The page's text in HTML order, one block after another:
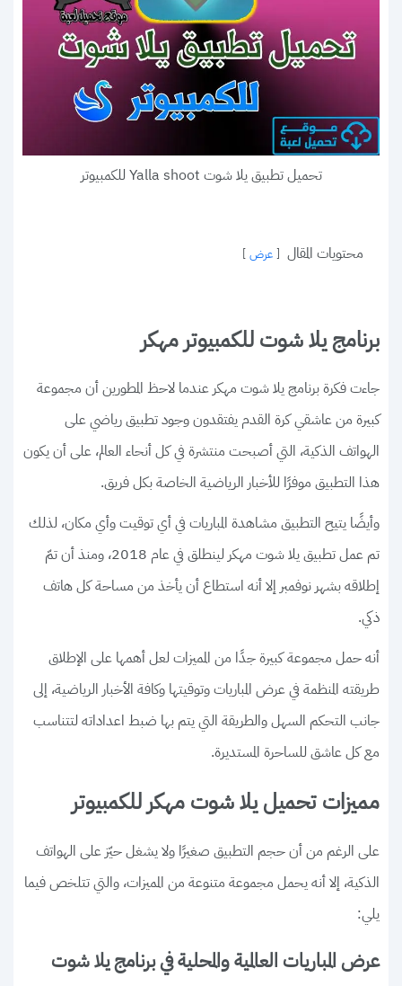
تحميل تطبيق يلا شوت Yalla shoot للكمبيوتر
محتويات المقال عرض
برنامج يلا شوت للكمبيوتر مهكر
جاءت فكرة برنامج يلا شوت مهكر عندما لاحظ المطورين أن مجموعة
كبيرة من عاشقي كرة القدم يفتقدون وجود تطبيق رياضي على
الهواتف الذكية، التي أصبحت منتشرة في كل أنحاء العالم، على أن يكون
هذا التطبيق موفرًا للأخبار الرياضية الخاصة بكل فريق.
وأيضًا يتيح التطبيق مشاهدة المباريات في أي توقيت وأي مكان، لذلك
تم عمل تطبيق يلا شوت مهكر لينطلق في عام 2018، ومنذ أن تمّ
إطلاقه بشهر نوفمبر إلا أنه استطاع أن يأخذ من مساحة كل هاتف
ذكي.
أنه حمل مجموعة كبيرة جدًا من المميزات لعل أهمها على الإطلاق
طريقته المنظمة في عرض المباريات وتوقيتها وكافة الأخبار الرياضية، إلى
جانب التحكم السهل والطريقة التي يتم بها ضبط اعداداته لتتناسب
مع كل عاشق للساحرة المستديرة.
مميزات تحميل يلا شوت مهكر للكمبيوتر
على الرغم من أن حجم التطبيق صغيرًا ولا يشغل حيّز على الهواتف
الذكية، إلا أنه يحمل مجموعة متنوعة من المميزات، والتي تتلخص فيما
يلي:
عرض المباريات العالمية والمحلية في برنامج يلا شوت